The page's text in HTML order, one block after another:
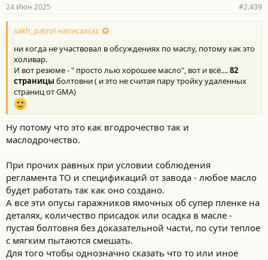
н
о
с
и
:
24 Июн 2025 #2.439
sakh_patrol написал(а):
ни когда не участвовал в обсуждениях по маслу, потому как это
холивар.
И вот резюме - " просто лью хорошее масло", вот и всё....82
страницы болтовни ( и это не считая пару тройку удаленных
страниц от GМА)
Ну потому что это как вгодрочество так и
маслодрочество.
При прочих равных при условии соблюдения
регламента ТО и спецификаций от завода - любое масло
будет работать так как оно создано.
А все эти опусы гаражников ямочных об супер пленке на
деталях, количество присадок или осадка в масле -
пустая болтовня без доказательной части, по сути теплое
с мягким пытаются смешать.
Для того чтобы однозначно сказать что то или иное